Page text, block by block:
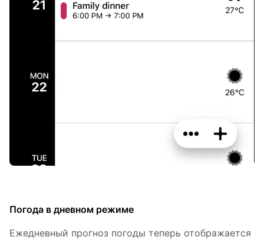
Погода в дневном режиме
Ежедневный прогноз погоды теперь отображается